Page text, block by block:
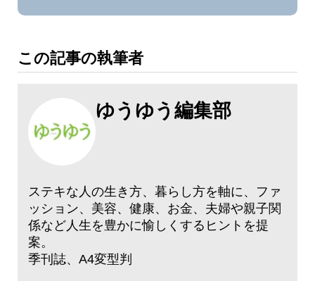
この記事の執筆者
ゆうゆう編集部
ステキな人の生き方、暮らし方を軸に、ファ
ッション、美容、健康、お金、夫婦や親子関
係など人生を豊かに愉しくするヒントを提
案。
季刊誌、A4変型判